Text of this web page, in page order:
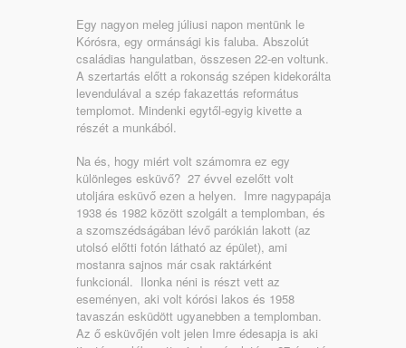
Egy nagyon meleg júliusi napon mentünk le
Kórósra, egy ormánsági kis faluba. Abszolút
családias hangulatban, összesen 22-en voltunk.
A szertartás előtt a rokonság szépen kidekorálta
levendulával a szép fakazettás református
templomot. Mindenki egytől-egyig kivette a
részét a munkából.
Na és, hogy miért volt számomra ez egy
különleges esküvő? 27 évvel ezelőtt volt
utoljára esküvő ezen a helyen. Imre nagypapája
1938 és 1982 között szolgált a templomban, és
a szomszédságában lévő parókián lakott (az
utolsó előtti fotón látható az épület), ami
mostanra sajnos már csak raktárként
funkcionál. Ilonka néni is részt vett az
eseményen, aki volt kórósi lakos és 1958
tavaszán esküdött ugyanebben a templomban.
Az ő esküvőjén volt jelen Imre édesapja is aki